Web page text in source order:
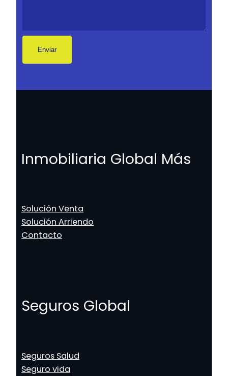
Inmobiliaria Global Más
Solución Venta
Solución Arriendo
Contacto
Seguros Global
Seguros Salud
Seguro vida